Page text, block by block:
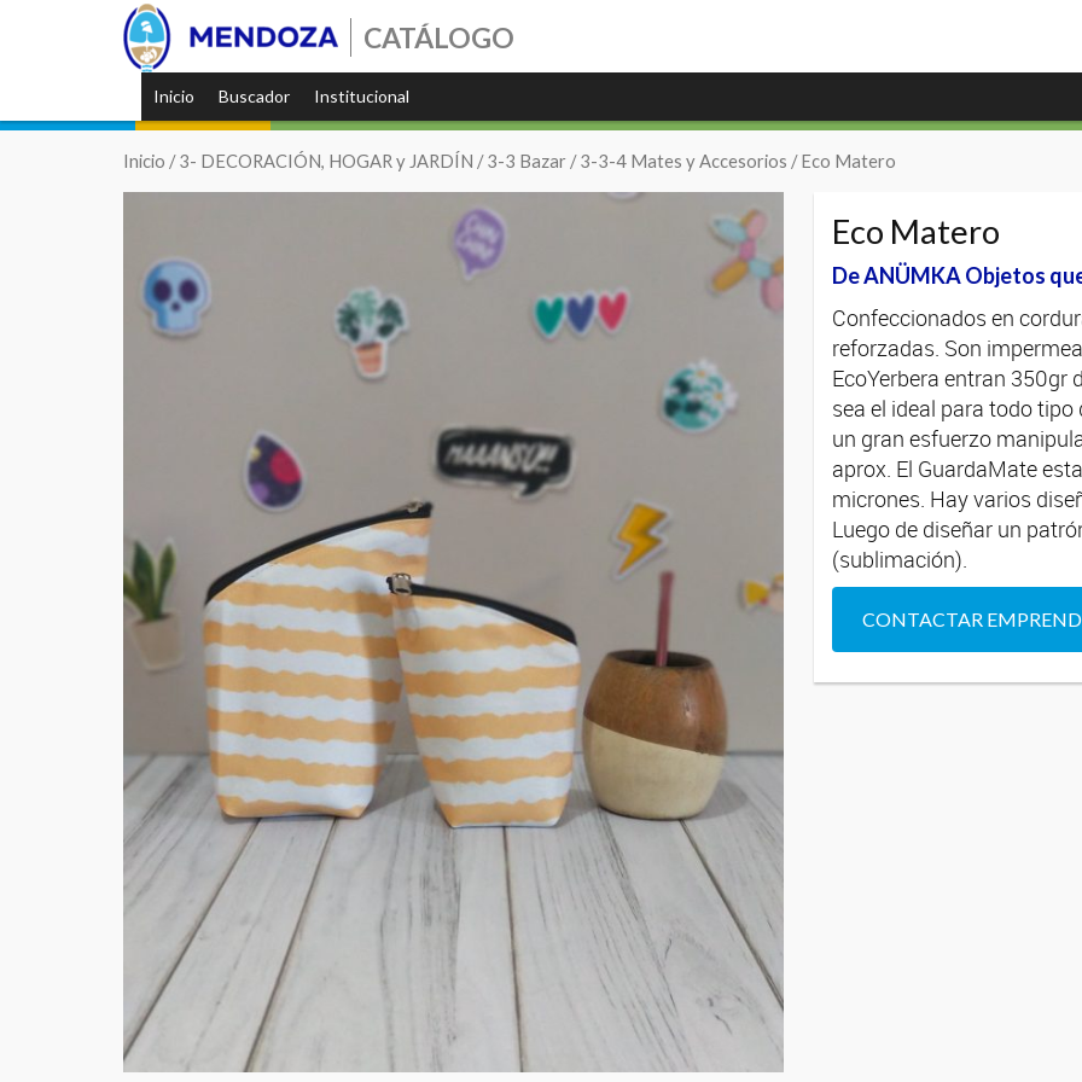
CATÁLOGO
Inicio Buscador Institucional
Inicio /3- DECORACIÓN, HOGAR y JARDÍN /3-3 Bazar /3-3-4 Mates y Accesorios / Eco Matero
Eco Matero
De ANÜMKA Objetos
Confeccionados en
reforzadas. Son
EcoYerbera entran 350gr
sea el ideal para todo
un gran esfuerzo
aprox. El GuardaMate
micrones. Hay varios
Luego de diseñar un
(sublimación).
CONTACTAR